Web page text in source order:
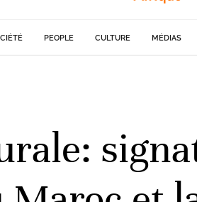
PEOPLE CULTURE MÉDIAS